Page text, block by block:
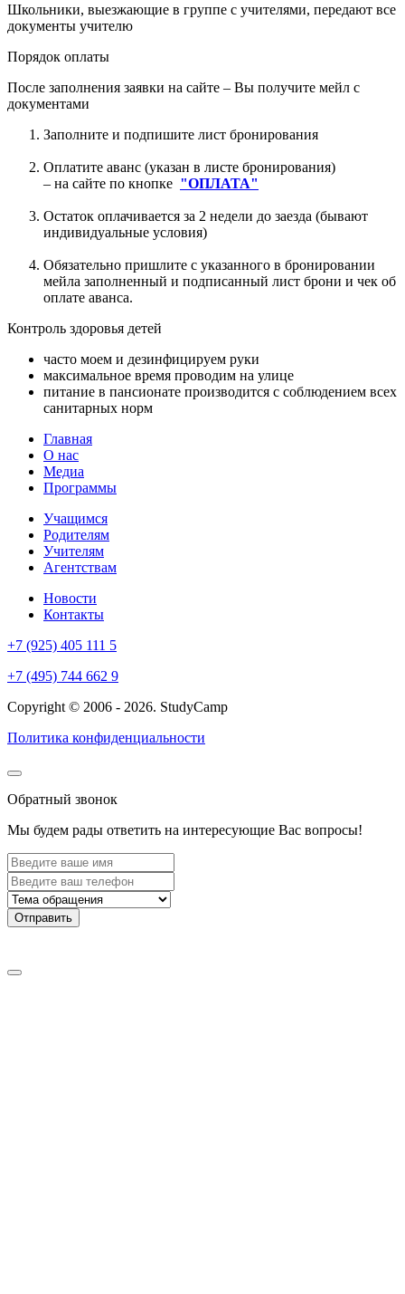
Школьники, выезжающие в группе с учителями, передают все
документы учителю
Порядок оплаты
После заполнения заявки на сайте – Вы получите мейл с
документами
Заполните и подпишите лист бронирования
Оплатите аванс (указан в листе бронирования)
– на сайте по кнопке "ОПЛАТА"
Остаток оплачивается за 2 недели до заезда (бывают
индивидуальные условия)
Обязательно пришлите с указанного в бронировании
мейла заполненный и подписанный лист брони и чек об
оплате аванса.
Контроль здоровья детей
часто моем и дезинфицируем руки
максимальное время проводим на улице
питание в пансионате производится с соблюдением всех
санитарных норм
Главная
О нас
Медиа
Программы
Учащимся
Родителям
Учителям
Агентствам
Новости
Контакты
+7 (925) 405 111 5
+7 (495) 744 662 9
Copyright © 2006 - 2026. StudyCamp
Политика конфиденциальности
Обратный звонок
Мы будем рады ответить на интересующие Вас вопросы!
Отправить